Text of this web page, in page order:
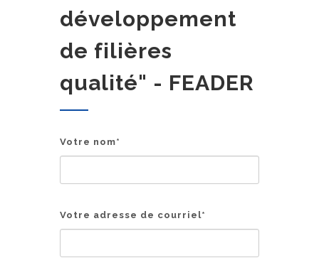
développement
de filières
qualité" - FEADER
Votre nom*
Votre adresse de courriel*